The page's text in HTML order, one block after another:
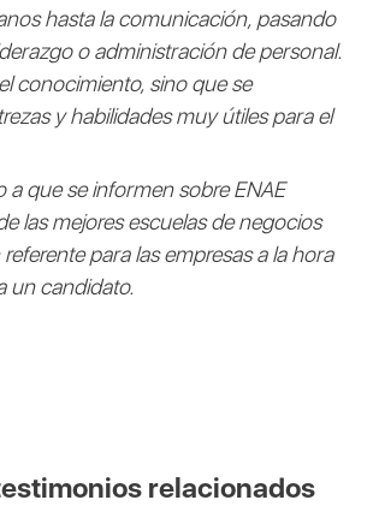
hasta la comunicación, pasando
o administración de personal.
conocimiento, sino que se
y habilidades muy útiles para el
a que se informen sobre ENAE
las mejores escuelas de negocios
para las empresas a la hora
un candidato.
relacionados